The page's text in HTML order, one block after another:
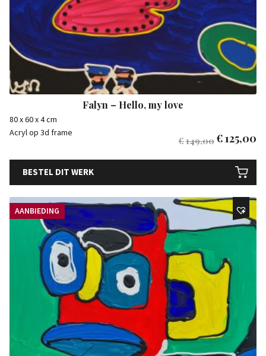
Falyn – Hello, my love
80 x 60 x 4 cm
Acryl op 3d frame
€149,00€125,00
BESTEL DIT WERK
AANBIEDING